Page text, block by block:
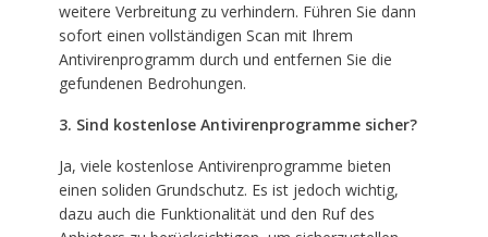
weitere Verbreitung zu verhindern. Führen Sie dann
sofort einen vollständigen Scan mit Ihrem
Antivirenprogramm durch und entfernen Sie die
gefundenen Bedrohungen.
3. Sind kostenlose Antivirenprogramme sicher?
Ja, viele kostenlose Antivirenprogramme bieten
einen soliden Grundschutz. Es ist jedoch wichtig,
dazu auch die Funktionalität und den Ruf des